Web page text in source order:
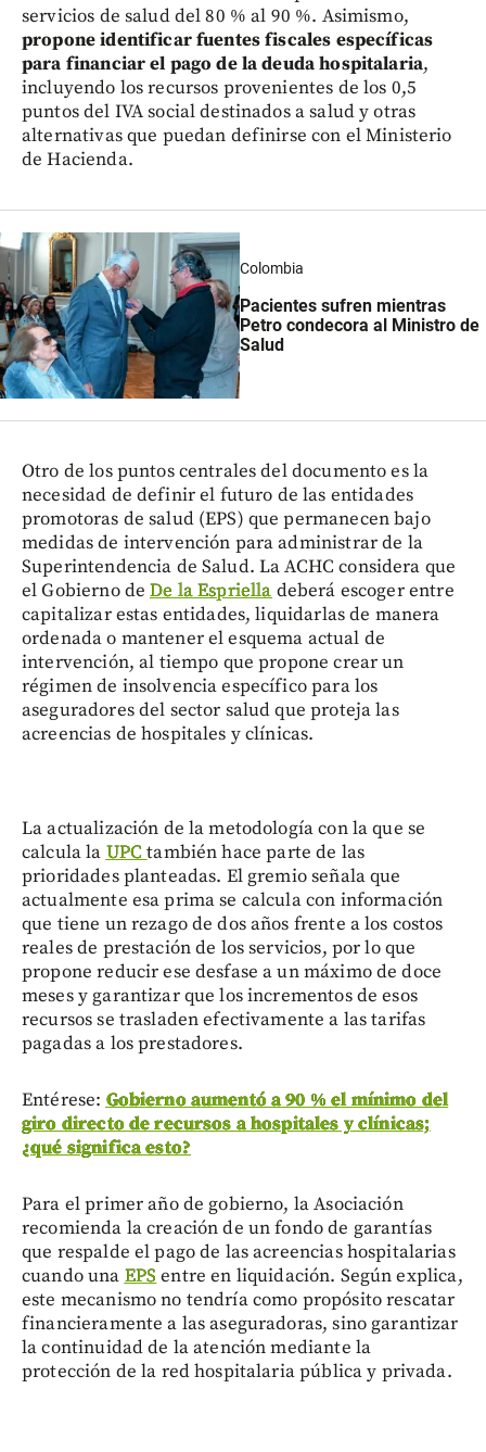
servicios de salud del 80 % al 90 %. Asimismo,
propone identificar fuentes fiscales específicas
para financiar el pago de la deuda hospitalaria,
incluyendo los recursos provenientes de los 0,5
puntos del IVA social destinados a salud y otras
alternativas que puedan definirse con el Ministerio
de Hacienda.
Colombia
Pacientes sufren mientras
Petro condecora al Ministro de
Salud
Otro de los puntos centrales del documento es la
necesidad de definir el futuro de las entidades
promotoras de salud (EPS) que permanecen bajo
medidas de intervención para administrar de la
Superintendencia de Salud. La ACHC considera que
el Gobierno deDe la Espriella deberá escoger entre
capitalizar estas entidades, liquidarlas de manera
ordenada o mantener el esquema actual de
intervención, al tiempo que propone crear un
régimen de insolvencia específico para los
aseguradores del sector salud que proteja las
acreencias de hospitales y clínicas.
La actualización de la metodología con la que se
calcula la UPCtambién hace parte de las
prioridades planteadas. El gremio señala que
actualmente esa prima se calcula con información
que tiene un rezago de dos años frente a los costos
reales de prestación de los servicios, por lo que
propone reducir ese desfase a un máximo de doce
meses y garantizar que los incrementos de esos
recursos se trasladen efectivamente a las tarifas
pagadas a los prestadores.
Entérese: Gobierno aumentó a 90 % el mínimo del
giro directo de recursos a hospitales y clínicas;
¿qué significa esto?
Para el primer año de gobierno, la Asociación
recomienda la creación de un fondo de garantías
que respalde el pago de las acreencias hospitalarias
cuando una EPS entre en liquidación. Según explica,
este mecanismo no tendría como propósito rescatar
financieramente a las aseguradoras, sino garantizar
la continuidad de la atención mediante la
protección de la red hospitalaria pública y privada.